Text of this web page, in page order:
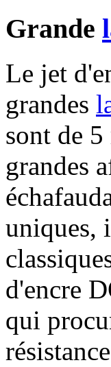
Grande
Le jet
grandes
sont de
grandes
uniques,
d'encre
qui